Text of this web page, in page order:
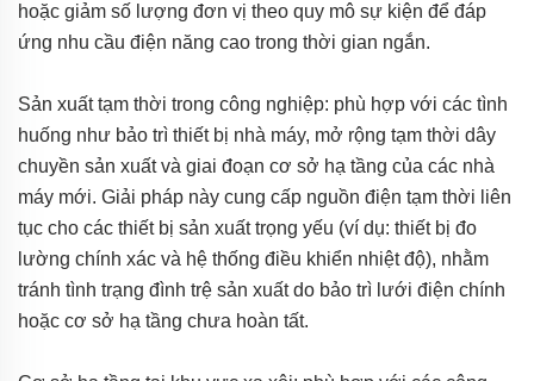
hoặc giảm số lượng đơn vị theo quy mô sự kiện để đáp
ứng nhu cầu điện năng cao trong thời gian ngắn.
Sản xuất tạm thời trong công nghiệp: phù hợp với các tình
huống như bảo trì thiết bị nhà máy, mở rộng tạm thời dây
chuyền sản xuất và giai đoạn cơ sở hạ tầng của các nhà
máy mới. Giải pháp này cung cấp nguồn điện tạm thời liên
tục cho các thiết bị sản xuất trọng yếu (ví dụ: thiết bị đo
lường chính xác và hệ thống điều khiển nhiệt độ), nhằm
tránh tình trạng đình trệ sản xuất do bảo trì lưới điện chính
hoặc cơ sở hạ tầng chưa hoàn tất.